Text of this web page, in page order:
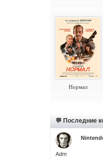
Нормал
💬 Последние
Adm